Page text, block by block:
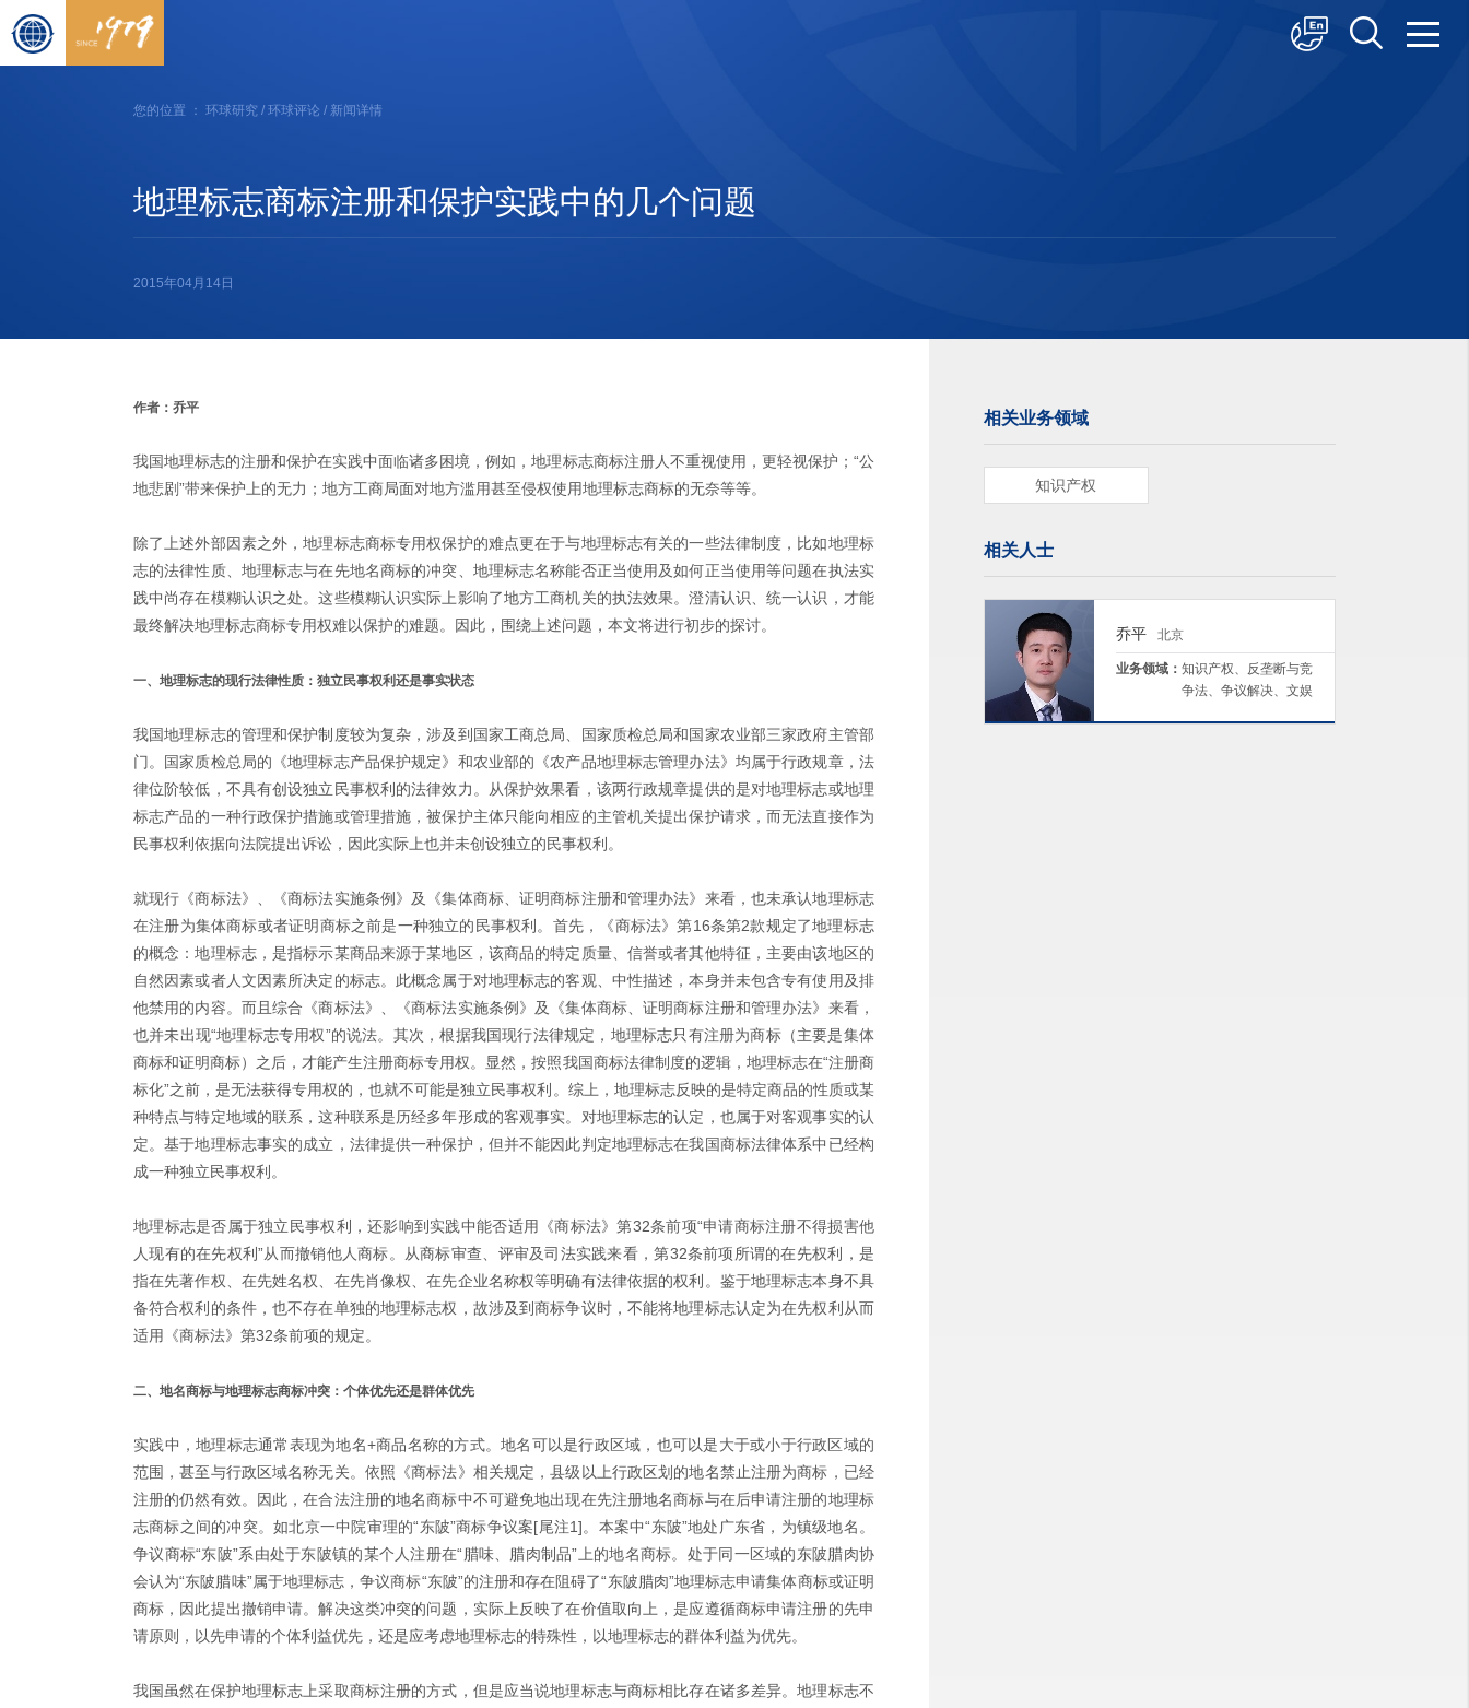
您的位置 ： 环球研究 / 环球评论 / 新闻详情
地理标志商标注册和保护实践中的几个问题
2015年04月14日
作者：乔平
我国地理标志的注册和保护在实践中面临诸多困境，例如，地理标志商标注册人不重视使用，更轻视保护；“公
地悲剧”带来保护上的无力；地方工商局面对地方滥用甚至侵权使用地理标志商标的无奈等等。
除了上述外部因素之外，地理标志商标专用权保护的难点更在于与地理标志有关的一些法律制度，比如地理标
志的法律性质、地理标志与在先地名商标的冲突、地理标志名称能否正当使用及如何正当使用等问题在执法实
践中尚存在模糊认识之处。这些模糊认识实际上影响了地方工商机关的执法效果。澄清认识、统一认识，才能
最终解决地理标志商标专用权难以保护的难题。因此，围绕上述问题，本文将进行初步的探讨。
一、地理标志的现行法律性质：独立民事权利还是事实状态
我国地理标志的管理和保护制度较为复杂，涉及到国家工商总局、国家质检总局和国家农业部三家政府主管部
门。国家质检总局的《地理标志产品保护规定》和农业部的《农产品地理标志管理办法》均属于行政规章，法
律位阶较低，不具有创设独立民事权利的法律效力。从保护效果看，该两行政规章提供的是对地理标志或地理
标志产品的一种行政保护措施或管理措施，被保护主体只能向相应的主管机关提出保护请求，而无法直接作为
民事权利依据向法院提出诉讼，因此实际上也并未创设独立的民事权利。
就现行《商标法》、《商标法实施条例》及《集体商标、证明商标注册和管理办法》来看，也未承认地理标志
在注册为集体商标或者证明商标之前是一种独立的民事权利。首先，《商标法》第16条第2款规定了地理标志
的概念：地理标志，是指标示某商品来源于某地区，该商品的特定质量、信誉或者其他特征，主要由该地区的
自然因素或者人文因素所决定的标志。此概念属于对地理标志的客观、中性描述，本身并未包含专有使用及排
他禁用的内容。而且综合《商标法》、《商标法实施条例》及《集体商标、证明商标注册和管理办法》来看，
也并未出现“地理标志专用权”的说法。其次，根据我国现行法律规定，地理标志只有注册为商标（主要是集体
商标和证明商标）之后，才能产生注册商标专用权。显然，按照我国商标法律制度的逻辑，地理标志在“注册商
标化”之前，是无法获得专用权的，也就不可能是独立民事权利。综上，地理标志反映的是特定商品的性质或某
种特点与特定地域的联系，这种联系是历经多年形成的客观事实。对地理标志的认定，也属于对客观事实的认
定。基于地理标志事实的成立，法律提供一种保护，但并不能因此判定地理标志在我国商标法律体系中已经构
成一种独立民事权利。
地理标志是否属于独立民事权利，还影响到实践中能否适用《商标法》第32条前项“申请商标注册不得损害他
人现有的在先权利”从而撤销他人商标。从商标审查、评审及司法实践来看，第32条前项所谓的在先权利，是
指在先著作权、在先姓名权、在先肖像权、在先企业名称权等明确有法律依据的权利。鉴于地理标志本身不具
备符合权利的条件，也不存在单独的地理标志权，故涉及到商标争议时，不能将地理标志认定为在先权利从而
适用《商标法》第32条前项的规定。
二、地名商标与地理标志商标冲突：个体优先还是群体优先
实践中，地理标志通常表现为地名+商品名称的方式。地名可以是行政区域，也可以是大于或小于行政区域的
范围，甚至与行政区域名称无关。依照《商标法》相关规定，县级以上行政区划的地名禁止注册为商标，已经
注册的仍然有效。因此，在合法注册的地名商标中不可避免地出现在先注册地名商标与在后申请注册的地理标
志商标之间的冲突。如北京一中院审理的“东陂”商标争议案[尾注1]。本案中“东陂”地处广东省，为镇级地名。
争议商标“东陂”系由处于东陂镇的某个人注册在“腊味、腊肉制品”上的地名商标。处于同一区域的东陂腊肉协
会认为“东陂腊味”属于地理标志，争议商标“东陂”的注册和存在阻碍了“东陂腊肉”地理标志申请集体商标或证明
商标，因此提出撤销申请。解决这类冲突的问题，实际上反映了在价值取向上，是应遵循商标申请注册的先申
请原则，以先申请的个体利益优先，还是应考虑地理标志的特殊性，以地理标志的群体利益为优先。
我国虽然在保护地理标志上采取商标注册的方式，但是应当说地理标志与商标相比存在诸多差异。地理标志不
相关业务领域
知识产权
相关人士
乔平 北京
业务领域： 知识产权、反垄断与竞
争法、争议解决、文娱